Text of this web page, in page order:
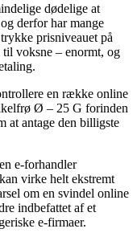
dødelige at
derfor har mange
prisniveauet på
voksne – enormt, og
en række online
Ø – 25 G forinden
at antage den billigste
e-forhandler
virke helt ekstremt
om en svindel online
indbefattet af et
e-firmaer.